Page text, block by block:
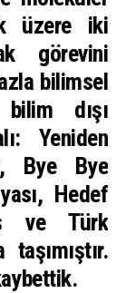
üzere iki
görevini
bilimsel
dışı
Yeniden
Bye Bye
Hedef
ve Türk